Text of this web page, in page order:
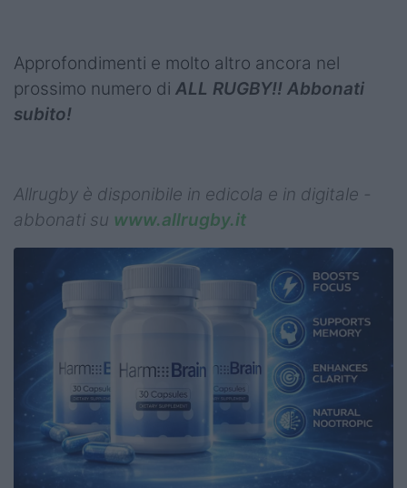
Approfondimenti e molto altro ancora nel
prossimo numero di ALL RUGBY!! Abbonati
subito!
Allrugby è disponibile in edicola e in digitale -
abbonati su www.allrugby.it